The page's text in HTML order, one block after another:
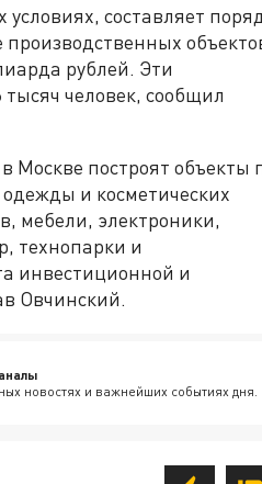
составляет
рублей. Эти
человек, сообщил
Москве построят объекты
и косметических
мебели, электроники,
технопарки и
инвестиционной и
Овчинский.
новостях и важнейших событиях дня.